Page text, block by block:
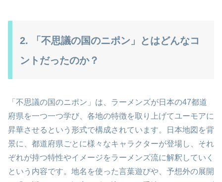
2. 「不思議の国のニポン」とはどんなコ
ントだったのか？
「不思議の国のニポン」は、ラーメンズが日本の47都道
府県を一つ一つ学び、各地の特徴を取り上げてユーモアに
昇華させるという形式で構成されています。日本地図を背
景に、都道府県ごとに様々なキャラクターが登場し、それ
ぞれが持つ特性やイメージをラーメンズ流に解釈していく
という内容です。地名を使った言葉遊びや、予想外の展開